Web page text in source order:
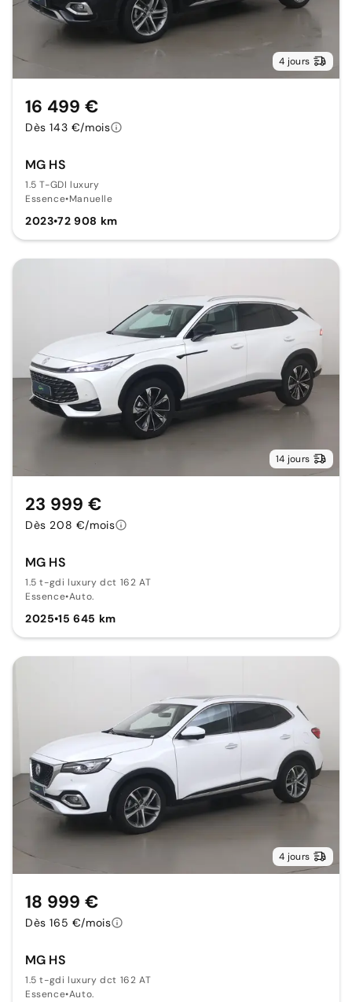
4 jours
MG HS
1.5 T-GDI luxury
Essence•Manuelle
2023•72 908 km
16 499 €
Dès 143 €/mois
14 jours
MG HS
1.5 t-gdi luxury dct 162 AT
Essence•Auto.
2025•15 645 km
23 999 €
Dès 208 €/mois
4 jours
MG HS
1.5 t-gdi luxury dct 162 AT
Essence•Auto.
18 999 €
Dès 165 €/mois